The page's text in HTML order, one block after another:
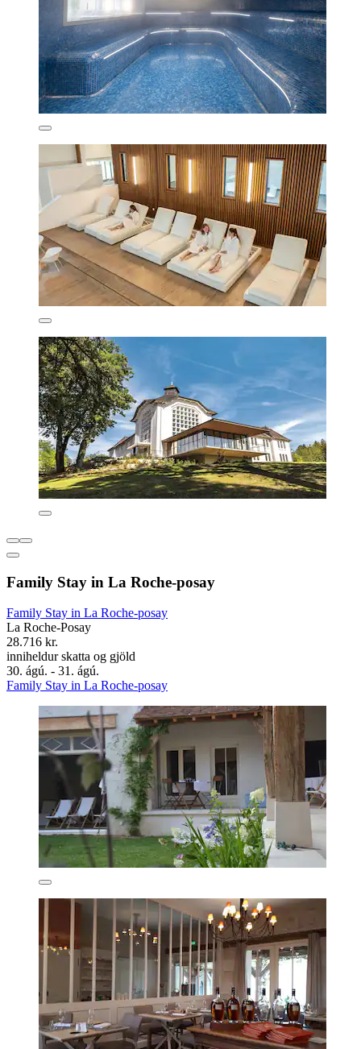
Family Stay in La Roche-posay
Family Stay in La Roche-posay
La Roche-Posay
28.716 kr.
inniheldur skatta og gjöld
30. ágú. - 31. ágú.
Family Stay in La Roche-posay